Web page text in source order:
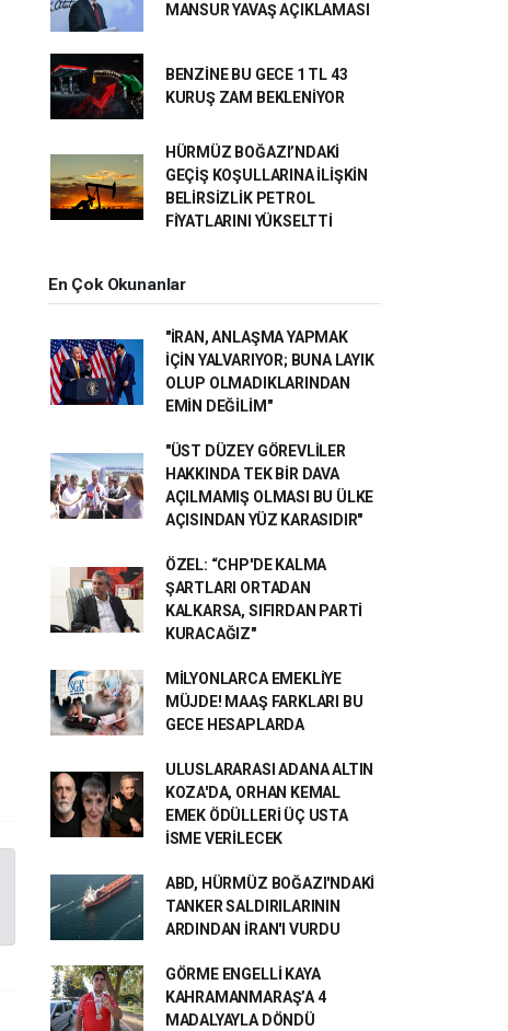
MANSUR YAVAŞ AÇIKLAMASI
BENZİNE BU GECE 1 TL 43
KURUŞ ZAM BEKLENİYOR
HÜRMÜZ BOĞAZI’NDAKİ
GEÇİŞ KOŞULLARINA İLİŞKİN
BELİRSİZLİK PETROL
FİYATLARINI YÜKSELTTİ
En Çok Okunanlar
"İRAN, ANLAŞMA YAPMAK
İÇİN YALVARIYOR; BUNA LAYIK
OLUP OLMADIKLARINDAN
EMİN DEĞİLİM"
"ÜST DÜZEY GÖREVLİLER
HAKKINDA TEK BİR DAVA
AÇILMAMIŞ OLMASI BU ÜLKE
AÇISINDAN YÜZ KARASIDIR"
ÖZEL: “CHP'DE KALMA
ŞARTLARI ORTADAN
KALKARSA, SIFIRDAN PARTİ
KURACAĞIZ"
MİLYONLARCA EMEKLİYE
MÜJDE! MAAŞ FARKLARI BU
GECE HESAPLARDA
ULUSLARARASI ADANA ALTIN
KOZA'DA, ORHAN KEMAL
EMEK ÖDÜLLERİ ÜÇ USTA
İSME VERİLECEK
ABD, HÜRMÜZ BOĞAZI'NDAKİ
TANKER SALDIRILARININ
ARDINDAN İRAN'I VURDU
GÖRME ENGELLİ KAYA
KAHRAMANMARAŞ’A 4
MADALYAYLA DÖNDÜ